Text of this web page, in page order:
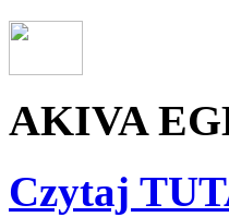
AKIVA
Czytaj